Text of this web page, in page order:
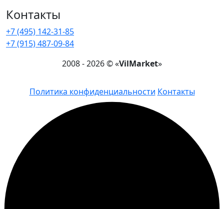
Контакты
+7 (495) 142-31-85
+7 (915) 487-09-84
2008 - 2026 © «VilMarket»
Политика конфиденциальности Контакты